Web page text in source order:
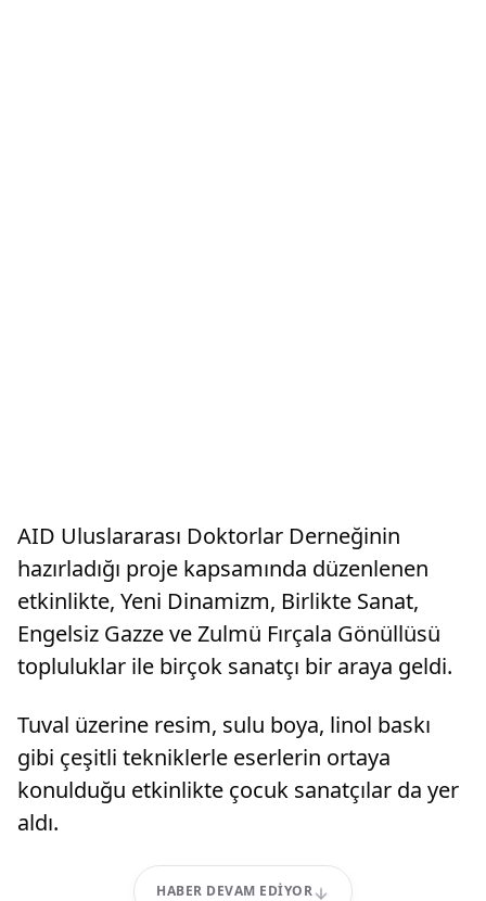
AID Uluslararası Doktorlar Derneğinin
hazırladığı proje kapsamında düzenlenen
etkinlikte, Yeni Dinamizm, Birlikte Sanat,
Engelsiz Gazze ve Zulmü Fırçala Gönüllüsü
topluluklar ile birçok sanatçı bir araya geldi.
Tuval üzerine resim, sulu boya, linol baskı
gibi çeşitli tekniklerle eserlerin ortaya
konulduğu etkinlikte çocuk sanatçılar da yer
aldı.
HABER DEVAM EDIYOR